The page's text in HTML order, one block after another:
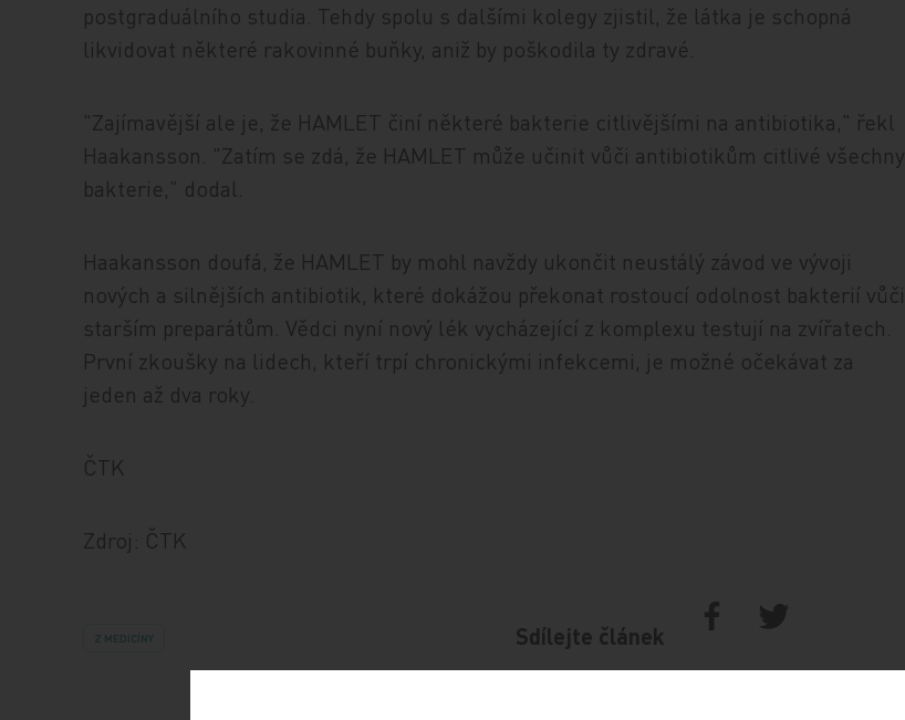
postgraduálního studia. Tehdy spolu s dalšími kolegy zjistil, že látka je schopná
likvidovat některé rakovinné buňky, aniž by poškodila ty zdravé.
"Zajímavější ale je, že HAMLET činí některé bakterie citlivějšími na antibiotika," řekl
Haakansson. "Zatím se zdá, že HAMLET může učinit vůči antibiotikům citlivé všechny
bakterie," dodal.
Haakansson doufá, že HAMLET by mohl navždy ukončit neustálý závod ve vývoji
nových a silnějších antibiotik, které dokážou překonat rostoucí odolnost bakterií vůči
starším preparátům. Vědci nyní nový lék vycházející z komplexu testují na zvířatech.
První zkoušky na lidech, kteří trpí chronickými infekcemi, je možné očekávat za
jeden až dva roky.
ČTK
Zdroj: ČTK
Z MEDICÍNY Sdílejte článek